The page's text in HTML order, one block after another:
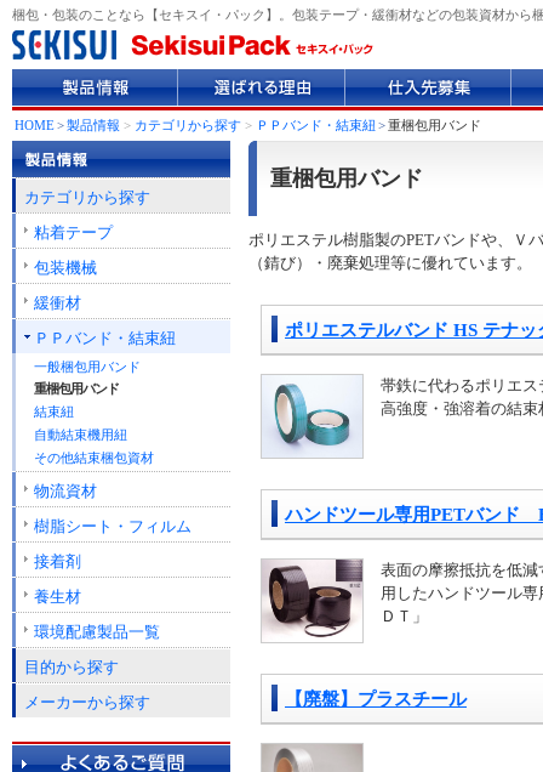
梱包・包装のことなら【セキスイ・パック】。包装テープ・緩衝材などの包装資材から
品
情
報
ば
れ
理
入
先
集
業
HOME>製品情報 > カテゴリから探す > ＰＰバンド・結束紐 >重梱包用バンド
重梱包用バンド
ポリエステル樹脂製のPETバンドや、Ｖ
（錆び）・廃棄処理等に優れています。
ポリエステルバンド HS テナッ
帯鉄に代わるポリエ
高強度・強溶着の結束
ハンドツール専用PETバンド
表面の摩擦抵抗を低
用したハンドツール
ＤＴ」
【廃盤】プラスチール
カテゴリから探す
粘着テープ
包装機械
緩衝材
ＰＰバンド・結束紐
一般梱包用バンド
重梱包用バンド
結束紐
自動結束機用紐
その他結束梱包資材
物流資材
樹脂シート・フィルム
接着剤
養生材
環境配慮製品一覧
目的から探す
メーカーから探す